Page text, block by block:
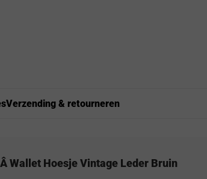
Verzending & retourneren
Â Wallet Hoesje Vintage Leder Bruin